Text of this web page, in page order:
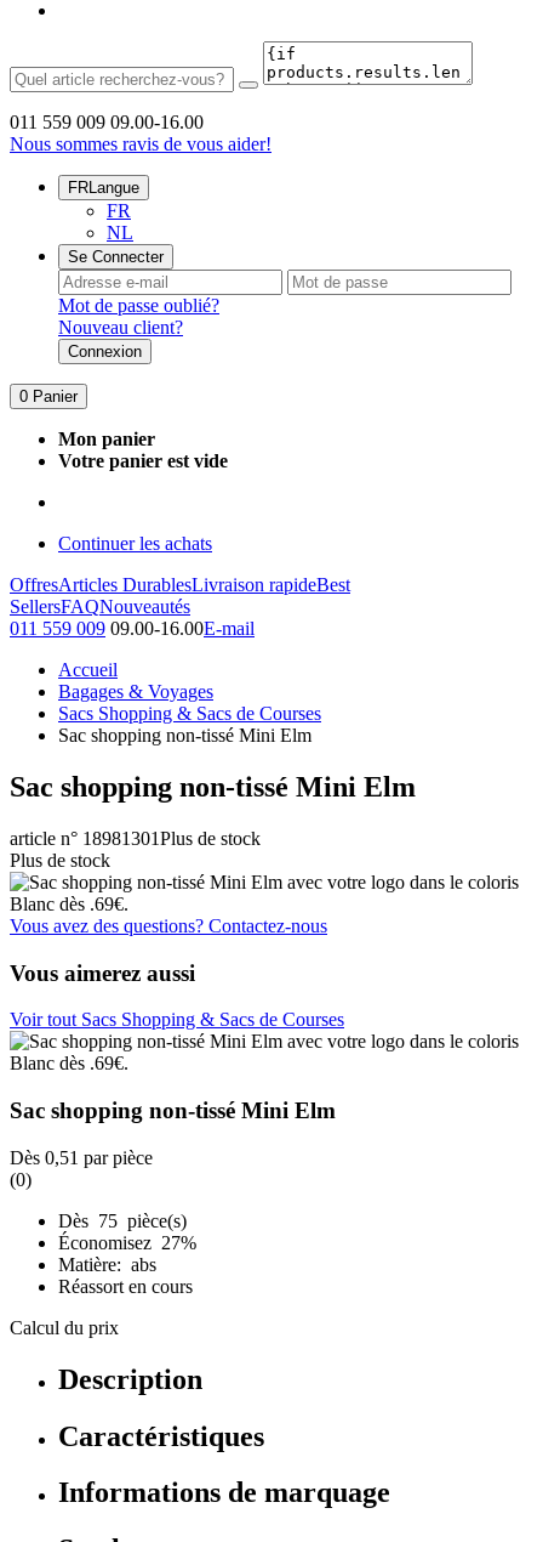
011 559 009 09.00-16.00
Nous sommes ravis de vous aider!
FRLangue
FR
NL
Se Connecter
Mot de passe oublié?
Nouveau client?
Connexion
0 Panier
Mon panier
Votre panier est vide
Continuer les achats
OffresArticles DurablesLivraison rapideBest
SellersFAQNouveautés
011 559 009 09.00-16.00E-mail
Accueil
Bagages & Voyages
Sacs Shopping & Sacs de Courses
Sac shopping non-tissé Mini Elm
Sac shopping non-tissé Mini Elm
article n° 18981301Plus de stock
Plus de stock
Vous avez des questions? Contactez-nous
Vous aimerez aussi
Voir tout Sacs Shopping & Sacs de Courses
Sac shopping non-tissé Mini Elm
Dès 0,51 par pièce
(0)
Dès 75 pièce(s)
Économisez 27%
Matière: abs
Réassort en cours
Calcul du prix
Description
Caractéristiques
Informations de marquage